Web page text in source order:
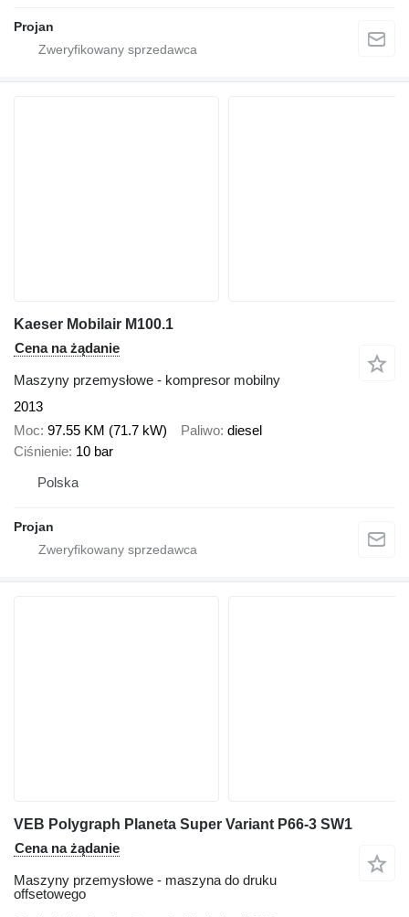
Projan
Kaeser Mobilair M100.1
Cena na żądanie
Maszyny przemysłowe - kompresor mobilny
2013
Moc 97.55 KM (71.7 kW) Paliwo diesel
Ciśnienie 10 bar
Polska
Projan
VEB Polygraph Planeta Super Variant P66-3 SW1
Cena na żądanie
Maszyny przemysłowe - maszyna do druku
offsetowego